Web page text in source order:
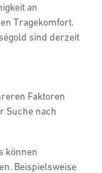
an
Tragekomfort.
sind derzeit
Faktoren
Suche nach
können
Beispielsweise